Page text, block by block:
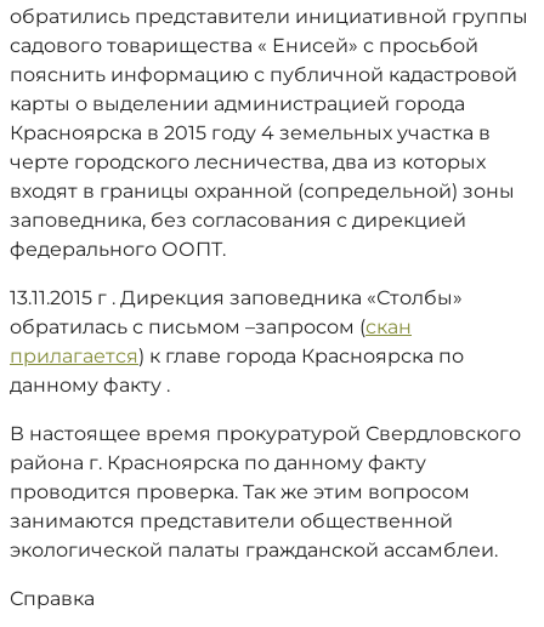
обратились представители инициативной группы
садового товарищества « Енисей» с просьбой
пояснить информацию с публичной кадастровой
карты о выделении администрацией города
Красноярска в 2015 году 4 земельных участка в
черте городского лесничества, два из которых
входят в границы охранной (сопредельной) зоны
заповедника, без согласования с дирекцией
федерального ООПТ.
13.11.2015 г . Дирекция заповедника «Столбы»
обратилась с письмом –запросом (скан
прилагается) к главе города Красноярска по
данному факту .
В настоящее время прокуратурой Свердловского
района г. Красноярска по данному факту
проводится проверка. Так же этим вопросом
занимаются представители общественной
экологической палаты гражданской ассамблеи.
Справка